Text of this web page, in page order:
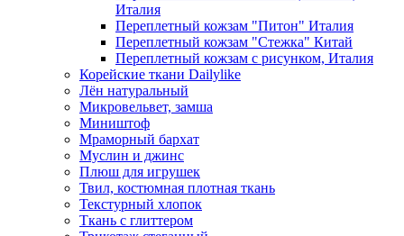
Италия
Переплетный кожзам "Питон" Италия
Переплетный кожзам "Стежка" Китай
Переплетный кожзам с рисунком, Италия
Корейские ткани Dailylike
Лён натуральный
Микровельвет, замша
Миништоф
Мраморный бархат
Муслин и джинс
Плюш для игрушек
Твил, костюмная плотная ткань
Текстурный хлопок
Ткань с глиттером